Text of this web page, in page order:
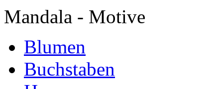
Mandala - Motive
Blumen
Buchstaben